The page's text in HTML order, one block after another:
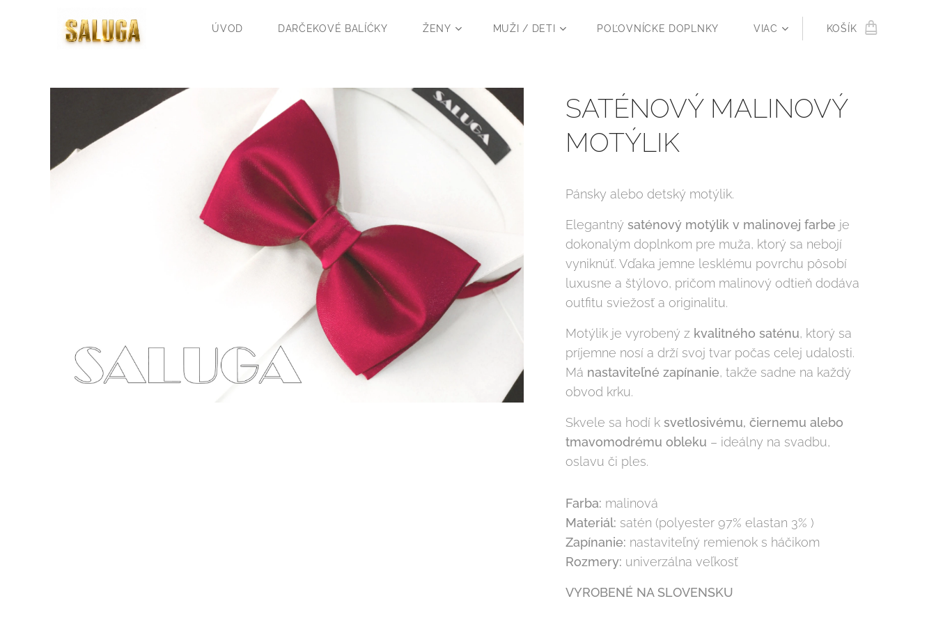
ÚVOD DARČEKOVÉ BALÍĆKY ŽENY MUŽI / DETI POĽOVNÍCKE DOPLNKY VIAC KOŠÍK
SATÉNOVÝ MALINOVÝ
MOTÝLIK
Pánsky alebo detský motýlik.
Elegantný saténový motýlik v malinovej farbe je
dokonalým doplnkom pre muža, ktorý sa nebojí
vyniknúť. Vďaka jemne lesklému povrchu pôsobí
luxusne a štýlovo, pričom malinový odtieň dodáva
outfitu sviežosť a originalitu.
Motýlik je vyrobený z kvalitného saténu, ktorý sa
príjemne nosí a drží svoj tvar počas celej udalosti.
Má nastaviteľné zapínanie, takže sadne na každý
obvod krku.
Skvele sa hodí k svetlosivému, čiernemu alebo
tmavomodrému obleku – ideálny na svadbu,
oslavu či ples.
Farba: malinová
Materiál: satén (polyester 97% elastan 3% )
Zapínanie: nastaviteľný remienok s háčikom
Rozmery: univerzálna veľkosť
VYROBENÉ NA SLOVENSKU